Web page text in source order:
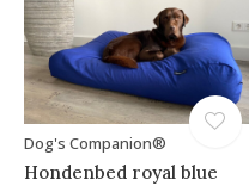
Dog's Companion®
Hondenbed royal blue